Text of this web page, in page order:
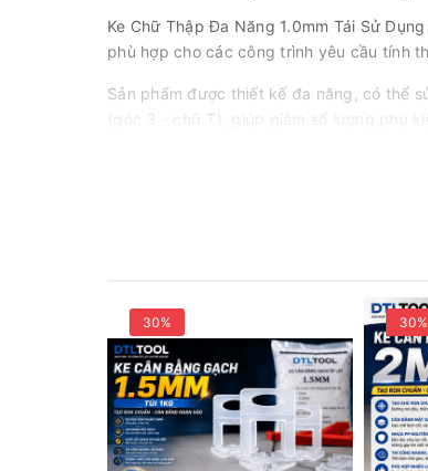
Ke Chữ Thập Đa Năng 1.0mm Tái Sử
phù hợp cho các công trình yêu cầu tính
Sản phẩm được thiết kế đa năng, có thể
(góc 3 - chữ T), giúp giảm số lượng phụ
ke có thể thu hồi và tái sử dụng nhiều
30% 30%